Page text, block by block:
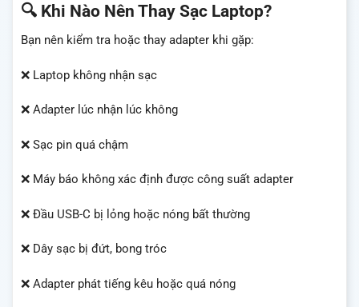
🔍 Khi Nào Nên Thay Sạc Laptop?
Bạn nên kiểm tra hoặc thay adapter khi gặp:
❌ Laptop không nhận sạc
❌ Adapter lúc nhận lúc không
❌ Sạc pin quá chậm
❌ Máy báo không xác định được công suất adapter
❌ Đầu USB-C bị lỏng hoặc nóng bất thường
❌ Dây sạc bị đứt, bong tróc
❌ Adapter phát tiếng kêu hoặc quá nóng